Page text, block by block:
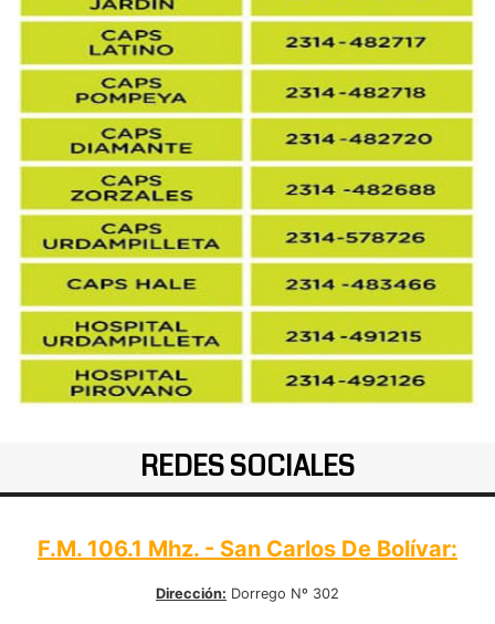
REDES SOCIALES
F.M. 106.1 Mhz. - San Carlos De Bolívar:
Dirección: Dorrego Nº 302